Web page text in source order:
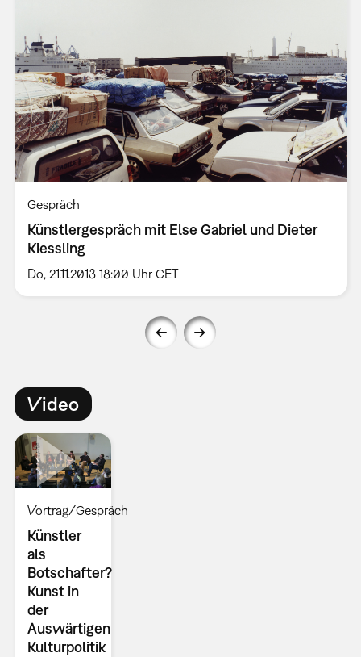
Gespräch
Künstlergespräch mit Else Gabriel und Dieter
Kiessling
Do, 21.11.2013 18:00 Uhr CET
Video
Vortrag/Gespräch
Künstler
als
Botschafter?
Kunst in
der
Auswärtigen
Kulturpolitik